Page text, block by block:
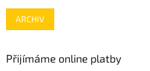
ARCHIV
Přijímáme online platby